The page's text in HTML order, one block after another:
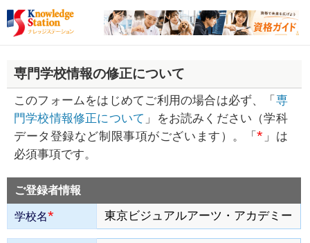
専門学校情報の修正について
このフォームをはじめてご利用の場合は必ず、「 専
門学校情報修正について 」をお読みください（学科
データ登録など制限事項がございます）。「* 」は
必須事項です。
ご登録者情報
学校名*